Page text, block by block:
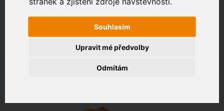
Souhlasím
Odmítám
Upravit mé předvolby
Zadejte adresu, kde chcete připojit